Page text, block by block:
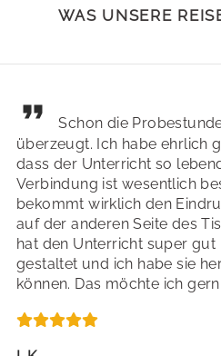
WAS UNSERE
Schon die
überzeugt. Ich habe ehrlich
dass der Unterricht so
Verbindung ist wesentlich
bekommt wirklich den
auf der anderen Seite des
hat den Unterricht super gut
gestaltet und ich habe sie
können. Das möchte ich